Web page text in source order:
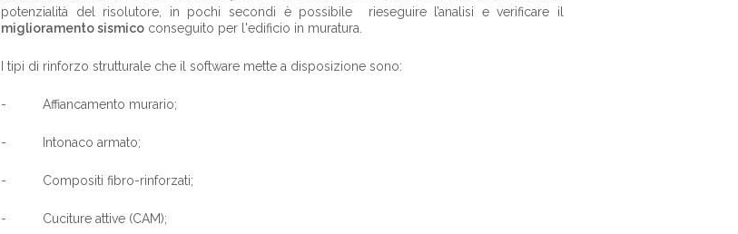
potenzialità del risolutore, in pochi secondi è possibile rieseguire l’analisi e verificare il
miglioramento sismico conseguito per l'edificio in muratura.
I tipi di rinforzo strutturale che il software mette a disposizione sono:
- Affiancamento murario;
- Intonaco armato;
- Compositi fibro-rinforzati;
- Cuciture attive (CAM);